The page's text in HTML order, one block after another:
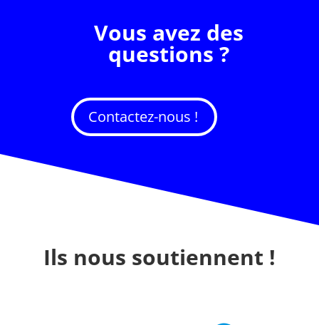
Vous avez des
questions ?
Contactez-nous !
Ils nous soutiennent !